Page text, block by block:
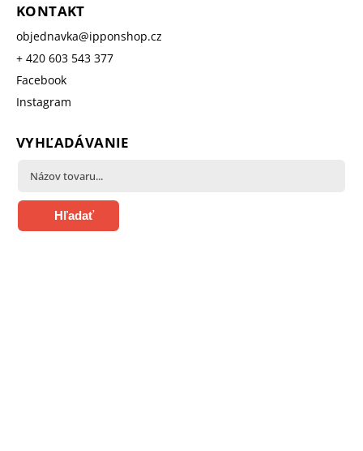
KONTAKT
objednavka@ipponshop.cz
+ 420 603 543 377
Facebook
Instagram
VYHĽADÁVANIE
Hľadať